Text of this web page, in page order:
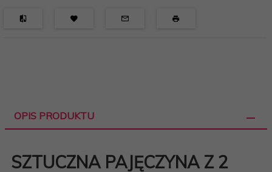
OPIS PRODUKTU
SZTUCZNA PAJĘCZYNA Z 2